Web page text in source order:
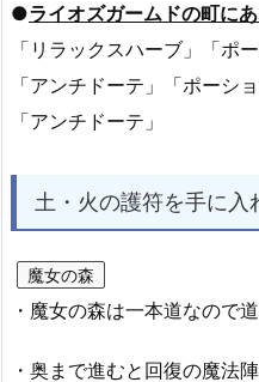
●ライオズガームドの町に
「リラックスハーブ」「ポー
「アンチドーテ」「ポーショ
「アンチドーテ」
土・火の護符を手に入
魔女の森
・魔女の森は一本道なので
・奥まで進むと回復の魔法